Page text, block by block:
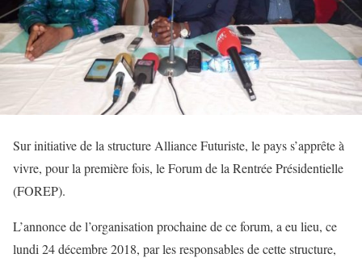
Sur initiative de la structure Alliance Futuriste, le pays s’apprête à
vivre, pour la première fois, le Forum de la Rentrée Présidentielle
(FOREP).
L’annonce de l’organisation prochaine de ce forum, a eu lieu, ce
lundi 24 décembre 2018, par les responsables de cette structure,